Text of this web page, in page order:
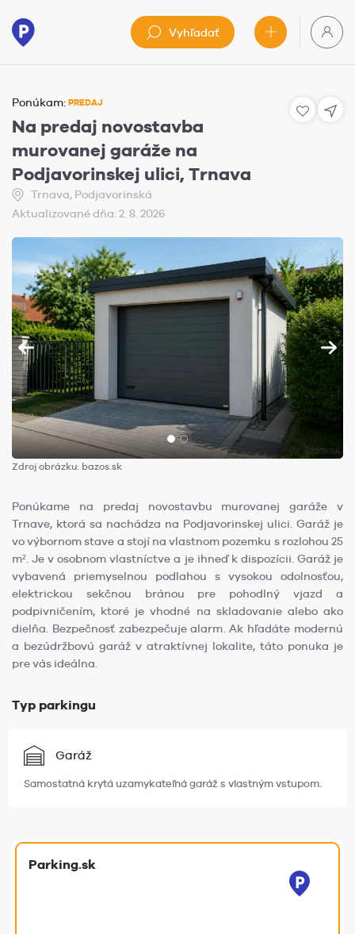
Vyhľadať
Ponúkam: PREDAJ
Na predaj novostavba
murovanej garáže na
Podjavorinskej ulici, Trnava
Trnava, Podjavorinská
Aktualizované dňa: 2. 8. 2026
Zdroj obrázku: bazos.sk
Ponúkame na predaj novostavbu murovanej garáže v
Trnave, ktorá sa nachádza na Podjavorinskej ulici. Garáž je
vo výbornom stave a stojí na vlastnom pozemku s rozlohou 25
m². Je v osobnom vlastníctve a je ihneď k dispozícii. Garáž je
vybavená priemyselnou podlahou s vysokou odolnosťou,
elektrickou sekčnou bránou pre pohodlný vjazd a
podpivničením, ktoré je vhodné na skladovanie alebo ako
dielňa. Bezpečnosť zabezpečuje alarm. Ak hľadáte modernú
a bezúdržbovú garáž v atraktívnej lokalite, táto ponuka je
pre vás ideálna.
Typ parkingu
Garáž
Samostatná krytá uzamykateľná garáž s vlastným vstupom.
Parking.sk